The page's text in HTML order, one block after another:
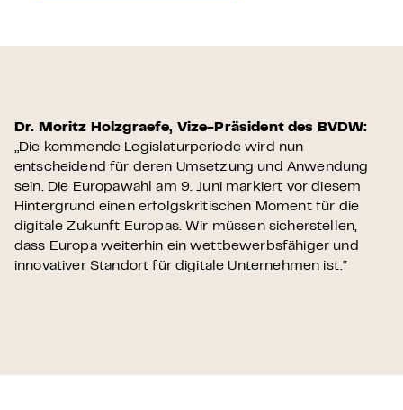
Dr. Moritz Holzgraefe, Vize-Präsident des BVDW:
„Die kommende Legislaturperiode wird nun
entscheidend für deren Umsetzung und Anwendung
sein. Die Europawahl am 9. Juni markiert vor diesem
Hintergrund einen erfolgskritischen Moment für die
digitale Zukunft Europas. Wir müssen sicherstellen,
dass Europa weiterhin ein wettbewerbsfähiger und
innovativer Standort für digitale Unternehmen ist.“